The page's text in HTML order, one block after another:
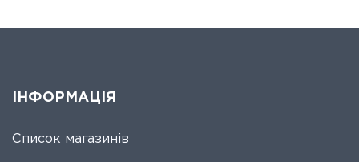
ІНФОРМАЦІЯ
Список магазинів